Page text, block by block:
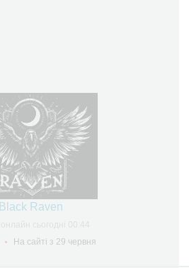
Black Raven
На сайті з 29 червня